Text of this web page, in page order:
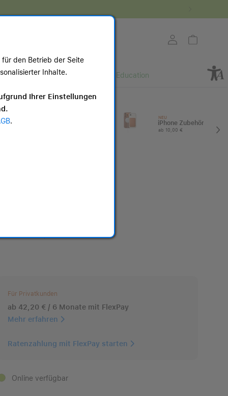
Mein KontoWarenkorb
Retail Education
NEU
iPhone Zubehör
ab 10,00 €
MFHP4ZM/A
Für Privatkunden
ab 42,20 € / 6 Monate mit FlexPay
Mehr erfahren
Ratenzahlung mit FlexPay starten
Online verfügbar
den Betrieb der Seite
Inhalte.
Ihrer Einstellungen
.